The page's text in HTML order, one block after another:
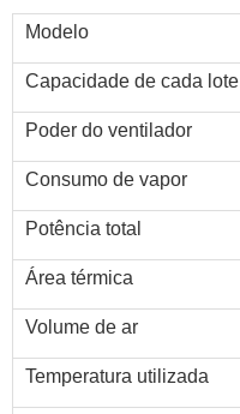
Modelo
Capacidade de cada lote
Poder do ventilador
Consumo de vapor
Potência total
Área térmica
Volume de ar
Temperatura utilizada